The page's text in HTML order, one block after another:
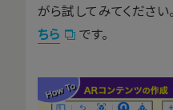
がら試してみてくださ
ちら
です。